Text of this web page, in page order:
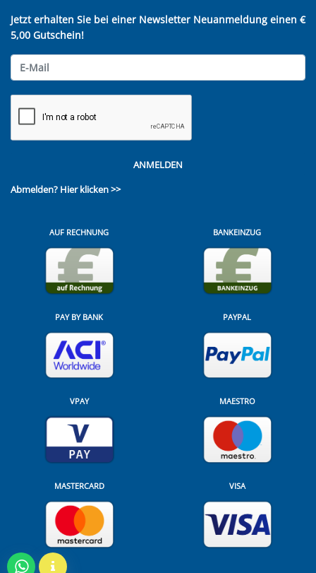
Jetzt erhalten Sie bei einer Newsletter Neuanmeldung einen €
5,00 Gutschein!
ANMELDEN
Abmelden? Hier klicken >>
AUF RECHNUNG BANKEINZUG
PAY BY BANK PAYPAL
VPAY MAESTRO
MASTERCARD VISA